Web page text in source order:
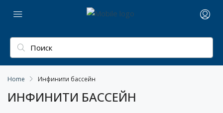
Home Инфинити бассейн
ИНФИНИТИ БАССЕЙН